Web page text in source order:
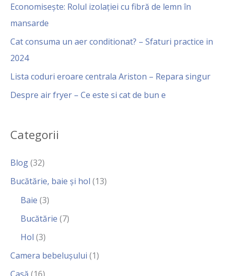
Economisește: Rolul izolației cu fibră de lemn în
mansarde
Cat consuma un aer conditionat? – Sfaturi practice in
2024
Lista coduri eroare centrala Ariston – Repara singur
Despre air fryer – Ce este si cat de bun e
Categorii
Blog(32)
Bucătărie, baie și hol (13)
Baie (3)
Bucătărie (7)
Hol (3)
Camera bebelușului (1)